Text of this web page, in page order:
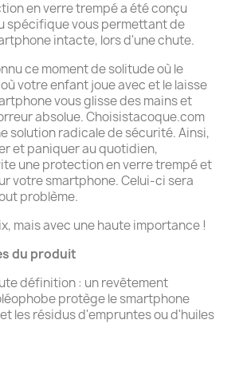
en verre trempé a été conçu
spécifique vous permettant de
intacte, lors d'une chute.
ce moment de solitude où le
votre enfant joue avec et le laisse
vous glisse des mains et
absolue. Choisistacoque.com
solution radicale de sécurité. Ainsi,
et paniquer au quotidien,
une protection en verre trempé et
votre smartphone. Celui-ci sera
problème.
mais avec une haute importance !
du produit
définition : un revêtement
protège le smartphone
les résidus d'empruntes ou d'huiles